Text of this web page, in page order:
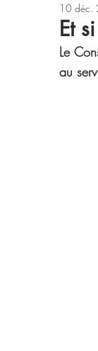
Santé - Covid-19
Et
10 déc.
Le
au